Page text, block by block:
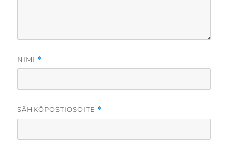
NIMI *
SÄHKÖPOSTIOSOITE *